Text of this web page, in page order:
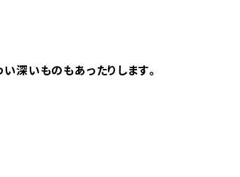
深いものもあったりします。